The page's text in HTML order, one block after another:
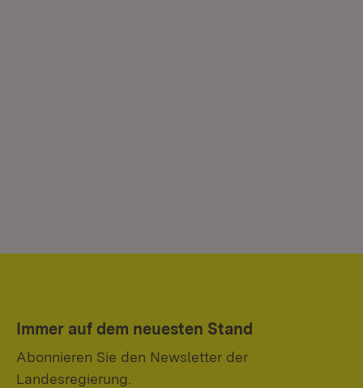
Immer auf dem neuesten Stand
Abonnieren Sie den Newsletter der
Landesregierung.